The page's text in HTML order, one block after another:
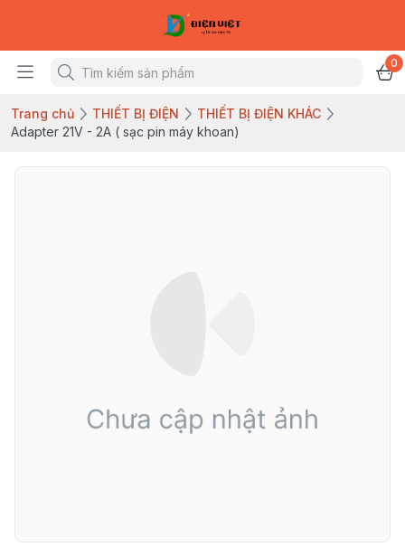
0
Trang chủ THIẾT BỊ ĐIỆN
THIẾT BỊ ĐIỆN KHÁC
Adapter 21V - 2A ( sạc pin máy khoan)